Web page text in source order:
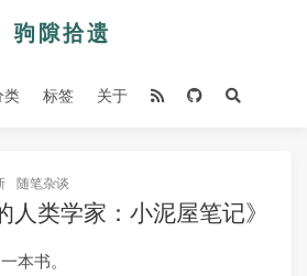
类 标签 关于
随笔杂谈
人类学家：小泥屋笔记》
本书。